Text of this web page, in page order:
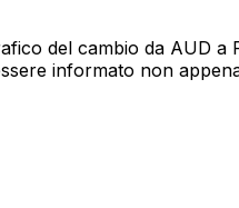
del cambio da AUD a
informato non